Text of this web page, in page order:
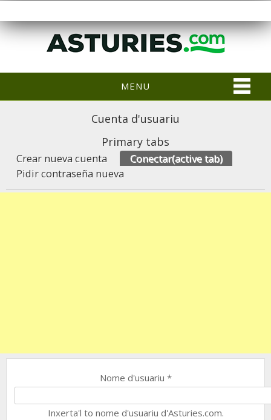
MENU
Cuenta d'usuariu
Primary tabs
Crear nueva cuenta Conectar(active tab)
Pidir contraseña nueva
Nome d'usuariu *
Inxerta'l to nome d'usuariu d'Asturies.com.